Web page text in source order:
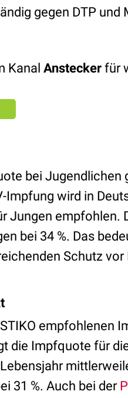
gegen DTP und
Kanal Anstecker für
bei Jugendlichen
Impfung wird in
Jungen empfohlen.
bei 34 %. Das
Schutz
empfohlenen
die Impfquote für
31 %. Auch bei der